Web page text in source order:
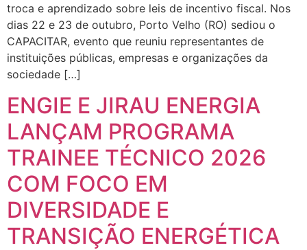
troca e aprendizado sobre leis de incentivo fiscal. Nos
dias 22 e 23 de outubro, Porto Velho (RO) sediou o
CAPACITAR, evento que reuniu representantes de
instituições públicas, empresas e organizações da
sociedade […]
ENGIE E JIRAU ENERGIA
LANÇAM PROGRAMA
TRAINEE TÉCNICO 2026
COM FOCO EM
DIVERSIDADE E
TRANSIÇÃO ENERGÉTICA